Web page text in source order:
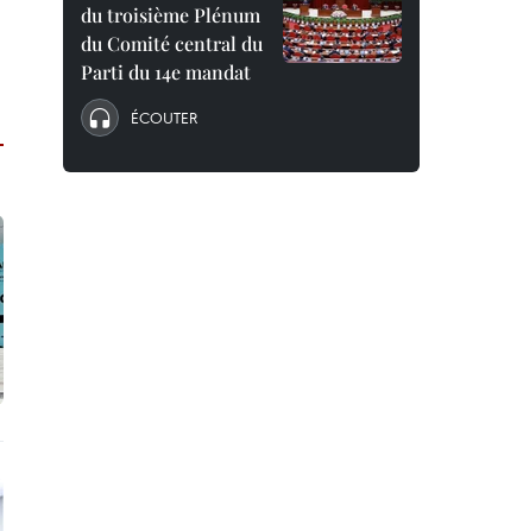
du troisième Plénum
du Comité central du
Parti du 14e mandat
ÉCOUTER